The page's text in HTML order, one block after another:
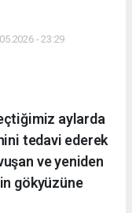
- 23:29
aylarda
tedavi ederek
ve yeniden
gökyüzüne